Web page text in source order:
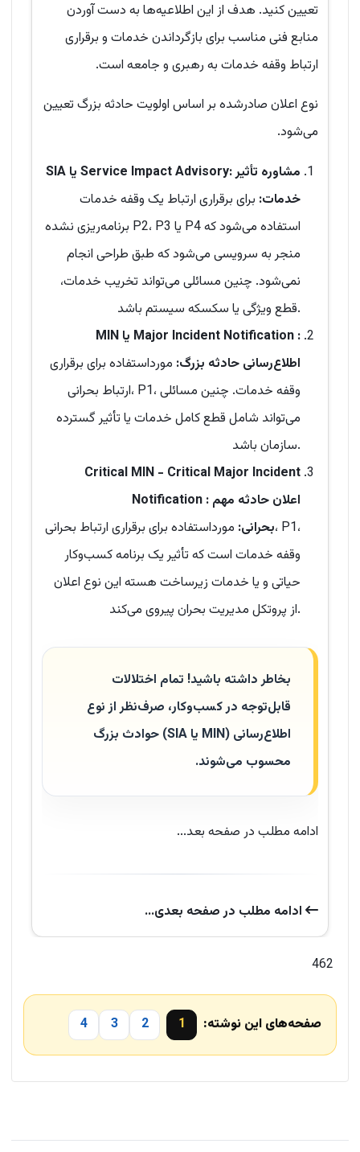
تعیین کنید. هدف از این اطلاعیه‌ها به دست آوردن
منابع فنی مناسب برای بازگرداندن خدمات و برقراری
ارتباط وقفه خدمات به رهبری و جامعه است.
نوع اعلان صادرشده بر اساس اولویت حادثه بزرگ تعیین
می‌شود.
SIA
Service Impact Advisory: مشاوره تأثیر
خدمات: برای برقراری ارتباط یک وقفه خدمات
برنامه‌ریزی نشده P2، P3 یا P4 استفاده می‌شود که
منجر به سرویسی می‌شود که طبق طراحی انجام
نمی‌شود. چنین مسائلی می‌تواند تخریب خدمات،
قطع ویژگی یا سکسکه سیستم باشد.
MIN
Major Incident Notification:
اطلاع‌رسانی حادثه بزرگ: مورداستفاده برای برقراری
ارتباط بحرانی، P1، وقفه خدمات. چنین مسائلی
می‌تواند شامل قطع کامل خدمات یا تأثیر گسترده
سازمان باشد.
Critical MIN - Critical Major Incident
Notification: اعلان حادثه مهم
بحرانی: مورداستفاده برای برقراری ارتباط بحرانی، P1،
وقفه خدمات است که تأثیر یک برنامه کسب‌وکار
حیاتی و یا خدمات زیرساخت هسته این نوع اعلان
از پروتکل مدیریت بحران پیروی می‌کند.
بخاطر داشته باشید! تمام اختلالات
قابل‌توجه در کسب‌وکار، صرف‌نظر از نوع
اطلاع‌رسانی (MIN یا SIA) حوادث بزرگ
محسوب می‌شوند.
ادامه مطلب در صفحه بعد...
ادامه‌ مطلب در صفحه‌ بعدی...
462
صفحه‌های این نوشته: 1
2
3
4